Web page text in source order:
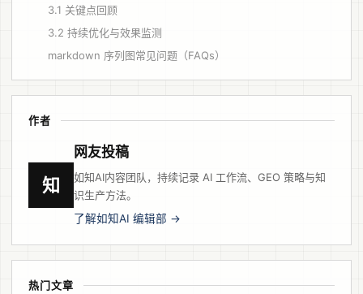
3.1 关键点回顾
3.2 持续优化与效果监测
markdown 序列图常见问题（FAQs）
作者
知
网友投稿
如知AI内容团队，持续记录 AI 工作流、GEO 策略与知
识生产方法。
了解如知AI 编辑部 →
热门文章